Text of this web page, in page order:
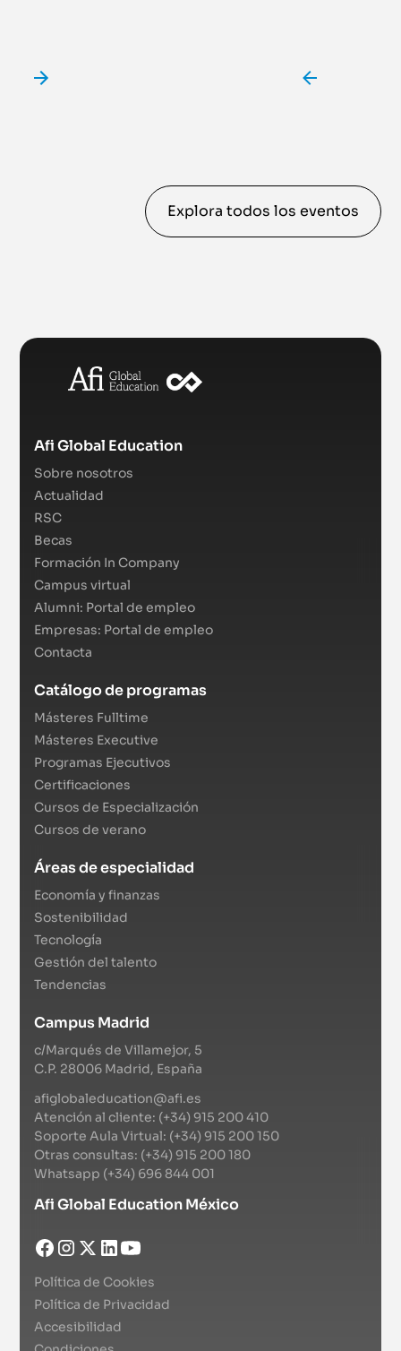
Explora todos los eventos
Afi Global Education
Sobre nosotros
Actualidad
RSC
Becas
Formación In Company
Campus virtual
Alumni: Portal de empleo
Empresas: Portal de empleo
Contacta
Catálogo de programas
Másteres Fulltime
Másteres Executive
Programas Ejecutivos
Certificaciones
Cursos de Especialización
Cursos de verano
Áreas de especialidad
Economía y finanzas
Sostenibilidad
Tecnología
Gestión del talento
Tendencias
Campus Madrid
c/Marqués de Villamejor, 5
C.P. 28006 Madrid, España
afiglobaleducation@afi.es
Atención al cliente: (+34) 915 200 410
Soporte Aula Virtual: (+34) 915 200 150
Otras consultas: (+34) 915 200 180
Whatsapp (+34) 696 844 001
Afi Global Education México
Política de Cookies
Política de Privacidad
Accesibilidad